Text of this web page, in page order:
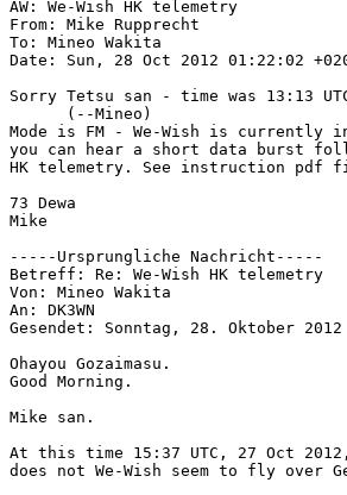
AW: We-Wish HK telemetry
From: Mike Rupprecht
To: Mineo Wakita
Date: Sun, 28 Oct 2012 01:22:02
Sorry Tetsu san - time was 13:13
      (--Mineo)
Mode is FM - We-Wish is currently
you can hear a short data burst
HK telemetry. See instruction pdf
73 Dewa
Mike
-----Ursprungliche Nachricht-----
Betreff: Re: We-Wish HK telemetry
Von: Mineo Wakita
An: DK3WN
Gesendet: Sonntag, 28. Oktober 2012
Ohayou Gozaimasu.
Good Morning.
Mike san.
At this time 15:37 UTC, 27 Oct 2012,
does not We-Wish seem to fly over